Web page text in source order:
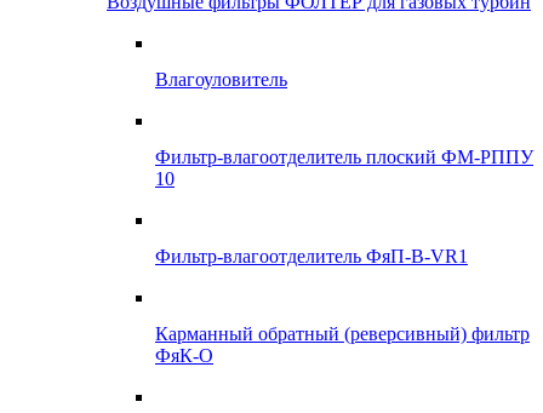
Влагоуловитель
Фильтр-влагоотделитель плоский ФМ-РППУ
10
Фильтр-влагоотделитель ФяП-В-VR1
Карманный обратный (реверсивный) фильтр
ФяК-О